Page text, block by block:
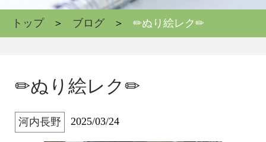
トップ ブログ ✏ぬり絵レク✏
✏ぬり絵レク✏
河内長野 2025/03/24